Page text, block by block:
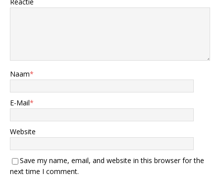
Naam*
E-Mail*
Website
Save my name, email, and website in this browser for the
next time I comment.